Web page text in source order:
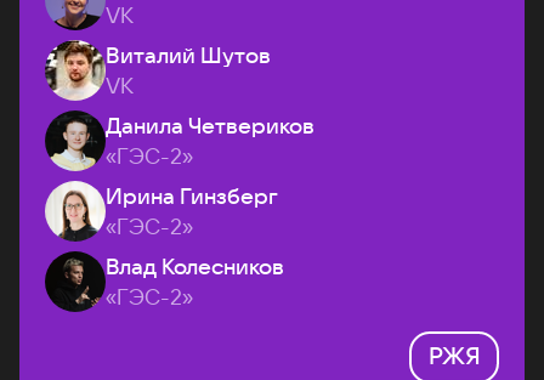
VK
Виталий Шутов
VK
Данила Четвериков
«ГЭС-2»
Ирина Гинзберг
«ГЭС-2»
Влад Колесников
«ГЭС-2»
РЖЯ